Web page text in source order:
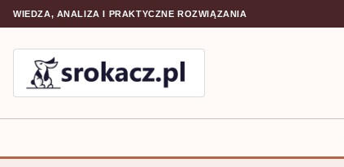
WIEDZA, ANALIZA I PRAKTYCZNE ROZWIĄZANIA